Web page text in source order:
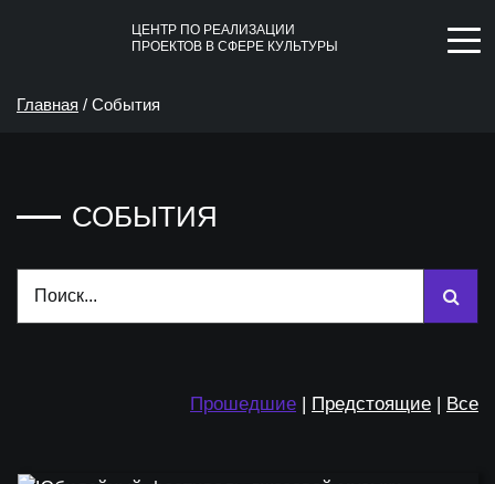
ЦЕНТР ПО РЕАЛИЗАЦИИ
ПРОЕКТОВ В СФЕРЕ КУЛЬТУРЫ
Главная / События
СОБЫТИЯ
Прошедшие | Предстоящие | Все